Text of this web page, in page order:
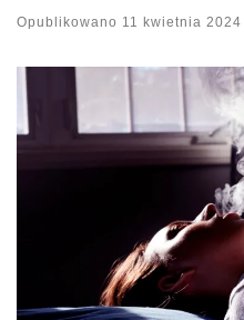
Opublikowano 11 kwietnia 2024